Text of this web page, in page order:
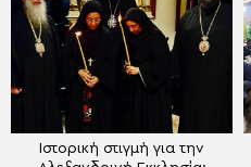
Ιστορική στιγμή για την